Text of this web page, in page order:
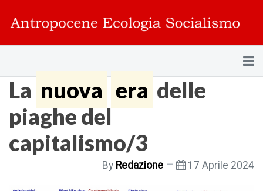
La nuova era delle
piaghe del
capitalismo/3
By Redazione 17 Aprile 2024